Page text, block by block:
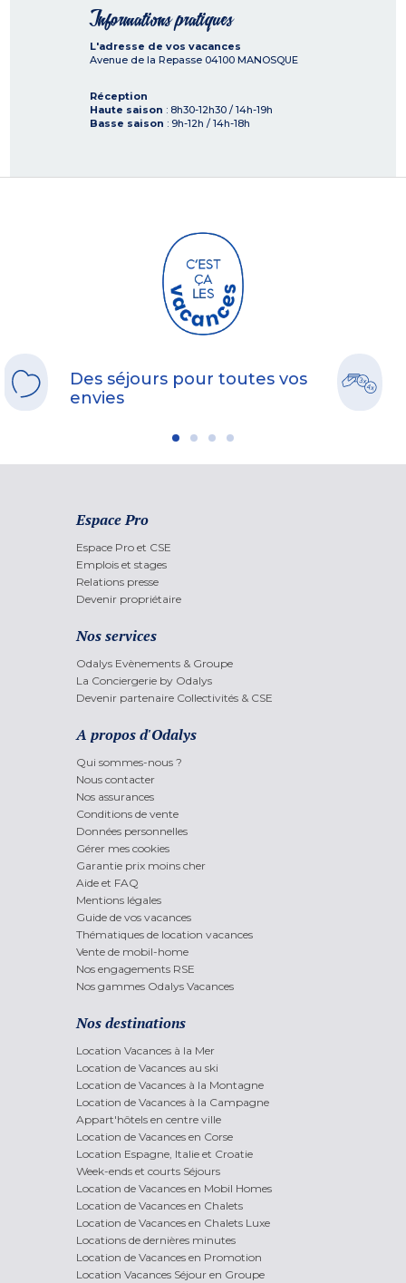
Informations pratiques
L'adresse de vos vacances
Avenue de la Repasse 04100 MANOSQUE
Réception
Haute saison : 8h30-12h30 / 14h-19h
Basse saison : 9h-12h / 14h-18h
Des séjours pour toutes vos
envies
Espace Pro
Espace Pro et CSE
Emplois et stages
Relations presse
Devenir propriétaire
Nos services
Odalys Evènements & Groupe
La Conciergerie by Odalys
Devenir partenaire Collectivités & CSE
A propos d'Odalys
Qui sommes-nous ?
Nous contacter
Nos assurances
Conditions de vente
Données personnelles
Gérer mes cookies
Garantie prix moins cher
Aide et FAQ
Mentions légales
Guide de vos vacances
Thématiques de location vacances
Vente de mobil-home
Nos engagements RSE
Nos gammes Odalys Vacances
Nos destinations
Location Vacances à la Mer
Location de Vacances au ski
Location de Vacances à la Montagne
Location de Vacances à la Campagne
Appart'hôtels en centre ville
Location de Vacances en Corse
Location Espagne, Italie et Croatie
Week-ends et courts Séjours
Location de Vacances en Mobil Homes
Location de Vacances en Chalets
Location de Vacances en Chalets Luxe
Locations de dernières minutes
Location de Vacances en Promotion
Location Vacances Séjour en Groupe